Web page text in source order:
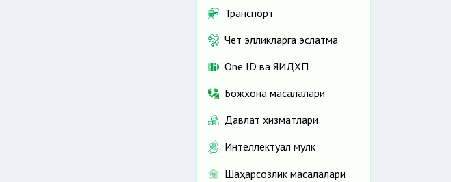
Транспорт
Чет элликларга эслатма
One ID ва ЯИДХП
Божхона масалалари
Давлат хизматлари
Интеллектуал мулк
Шаҳарсозлик масалалари